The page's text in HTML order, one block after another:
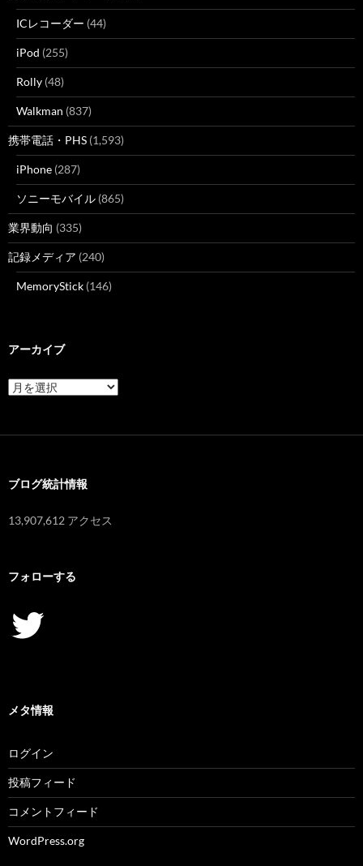
ICレコーダー (44)
iPod (255)
Rolly (48)
Walkman (837)
携帯電話・PHS (1,593)
iPhone (287)
ソニーモバイル (865)
業界動向 (335)
記録メディア (240)
MemoryStick (146)
アーカイブ
ア
ー
ブログ統計情報
13,907,612 アクセス
フォローする
Twitter
メタ情報
ログイン
投稿フィード
コメントフィード
WordPress.org